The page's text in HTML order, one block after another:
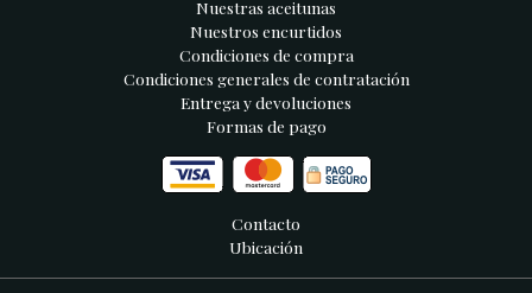
Nuestras aceitunas
Nuestros encurtidos
Condiciones de compra
Condiciones generales de contratación
Entrega y devoluciones
Formas de pago
Contacto
Ubicación